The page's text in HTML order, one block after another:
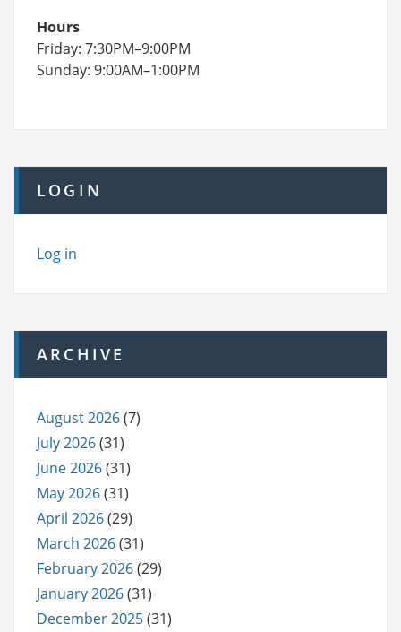
Hours
Friday: 7:30PM–9:00PM
Sunday: 9:00AM–1:00PM
LOGIN
Log in
ARCHIVE
August 2026(7)
July 2026(31)
June 2026(31)
May 2026(31)
April 2026(29)
March 2026(31)
February 2026(29)
January 2026(31)
December 2025(31)